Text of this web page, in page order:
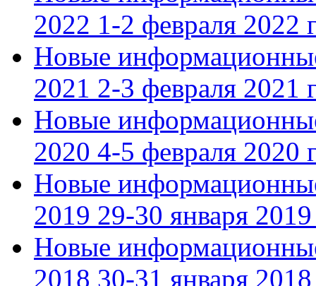
2022 1-2 февраля 2022
Новые
2021 2-3 февраля 2021
Новые
2020 4-5 февраля 2020
Новые
2019 29-30 января 2019
Новые
2018 30-31 января 2018